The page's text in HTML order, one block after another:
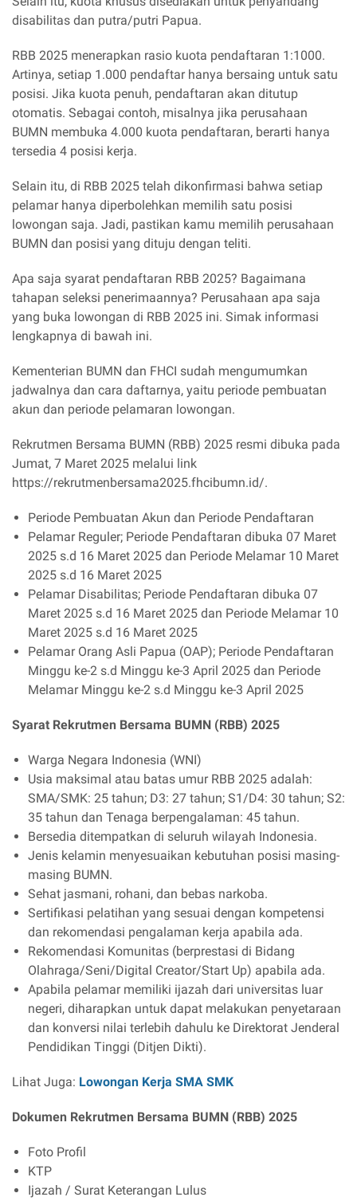
disabilitas dan putra/putri Papua.
RBB 2025 menerapkan rasio kuota pendaftaran 1:1000.
Artinya, setiap 1.000 pendaftar hanya bersaing untuk satu
posisi. Jika kuota penuh, pendaftaran akan ditutup
otomatis. Sebagai contoh, misalnya jika perusahaan
BUMN membuka 4.000 kuota pendaftaran, berarti hanya
tersedia 4 posisi kerja.
Selain itu, di RBB 2025 telah dikonfirmasi bahwa setiap
pelamar hanya diperbolehkan memilih satu posisi
lowongan saja. Jadi, pastikan kamu memilih perusahaan
BUMN dan posisi yang dituju dengan teliti.
Apa saja syarat pendaftaran RBB 2025? Bagaimana
tahapan seleksi penerimaannya? Perusahaan apa saja
yang buka lowongan di RBB 2025 ini. Simak informasi
lengkapnya di bawah ini.
Kementerian BUMN dan FHCI sudah mengumumkan
jadwalnya dan cara daftarnya, yaitu periode pembuatan
akun dan periode pelamaran lowongan.
Rekrutmen Bersama BUMN (RBB) 2025 resmi dibuka pada
Jumat, 7 Maret 2025 melalui link
https://rekrutmenbersama2025.fhcibumn.id/.
Periode Pembuatan Akun dan Periode Pendaftaran
Pelamar Reguler; Periode Pendaftaran dibuka 07 Maret
2025 s.d 16 Maret 2025 dan Periode Melamar 10 Maret
2025 s.d 16 Maret 2025
Pelamar Disabilitas; Periode Pendaftaran dibuka 07
Maret 2025 s.d 16 Maret 2025 dan Periode Melamar 10
Maret 2025 s.d 16 Maret 2025
Pelamar Orang Asli Papua (OAP); Periode Pendaftaran
Minggu ke-2 s.d Minggu ke-3 April 2025 dan Periode
Melamar Minggu ke-2 s.d Minggu ke-3 April 2025
Syarat Rekrutmen Bersama BUMN (RBB) 2025
Warga Negara Indonesia (WNI)
Usia maksimal atau batas umur RBB 2025 adalah:
SMA/SMK: 25 tahun; D3: 27 tahun; S1/D4: 30 tahun; S2:
35 tahun dan Tenaga berpengalaman: 45 tahun.
Bersedia ditempatkan di seluruh wilayah Indonesia.
Jenis kelamin menyesuaikan kebutuhan posisi masing-
masing BUMN.
Sehat jasmani, rohani, dan bebas narkoba.
Sertifikasi pelatihan yang sesuai dengan kompetensi
dan rekomendasi pengalaman kerja apabila ada.
Rekomendasi Komunitas (berprestasi di Bidang
Olahraga/Seni/Digital Creator/Start Up) apabila ada.
Apabila pelamar memiliki ijazah dari universitas luar
negeri, diharapkan untuk dapat melakukan penyetaraan
dan konversi nilai terlebih dahulu ke Direktorat Jenderal
Pendidikan Tinggi (Ditjen Dikti).
Lihat Juga: Lowongan Kerja SMA SMK
Dokumen Rekrutmen Bersama BUMN (RBB) 2025
Foto Profil
KTP
Ijazah / Surat Keterangan Lulus